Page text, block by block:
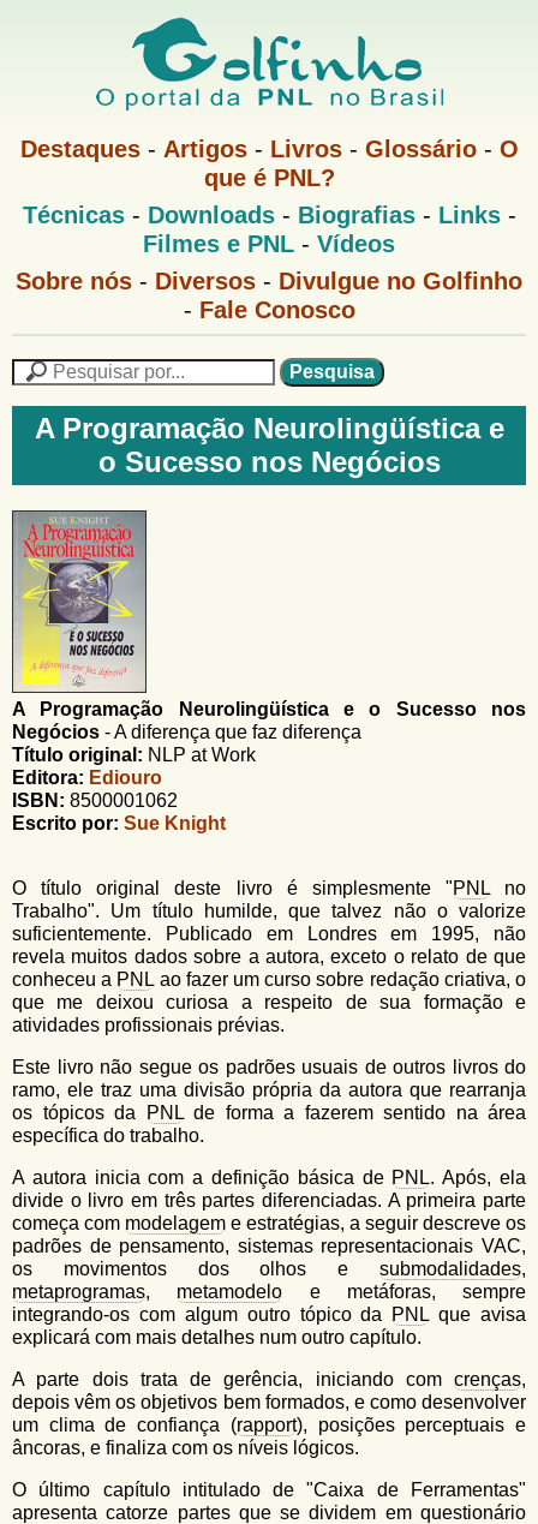
Pular
para
o
principal
G
f
i
n
h
M
u
Destaques- Artigos- Livros- Glossário- O
que é PNL?
M
e
P
Técnicas- Downloads- Biografias- Links-
Filmes e PNL - Vídeos
G
n
e
n
Sobre nós - Diversos - Divulgue no Golfinho
- Fale Conosco
F
m
u
á
r
i
o
d
e
b
s
c
a
e
i
s
n
G
i
n
h
o
A Programação Neurolingüística e
o Sucesso nos Negócios
A Programação Neurolingüística e o Sucesso nos
Negócios -A diferença que faz diferença
Título original: NLP at Work
Editora: Ediouro
ISBN: 8500001062
Escrito por: Sue Knight
O título original deste livro é simplesmente "PNLno
Trabalho". Um título humilde, que talvez não o valorize
suficientemente. Publicado em Londres em 1995, não
revela muitos dados sobre a autora, exceto o relato de que
conheceu a PNL ao fazer um curso sobre redação criativa, o
que me deixou curiosa a respeito de sua formação e
atividades profissionais prévias.
Este livro não segue os padrões usuais de outros livros do
ramo, ele traz uma divisão própria da autora que rearranja
os tópicos da
PNLde forma a fazerem sentido na área
específica do trabalho.
A autora inicia com a definição básica de PNL. Após, ela
divide o livro em três partes diferenciadas. A primeira parte
começa com modelagem e estratégias, a seguir descreve os
padrões de pensamento, sistemas representacionais VAC,
os movimentos dos olhos e submodalidades,
metaprogramas, metamodelo e metáforas, sempre
integrando-os com algum outro tópico da
PNL que avisa
explicará com mais detalhes num outro capítulo.
A parte dois trata de gerência, iniciando com crenças,
depois vêm os objetivos bem formados, e como desenvolver
um clima de confiança (rapport), posições perceptuais e
âncoras, e finaliza com os níveis lógicos.
O último capítulo intitulado de "Caixa de Ferramentas"
apresenta catorze partes que se dividem em questionário